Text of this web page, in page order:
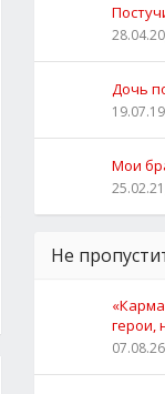
Дочь
Мои
Не
герои,